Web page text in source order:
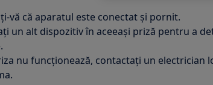
vă că aparatul este conectat și pornit.
un alt dispozitiv în aceeași priză pentru a
nu funcționează, contactați un electrician